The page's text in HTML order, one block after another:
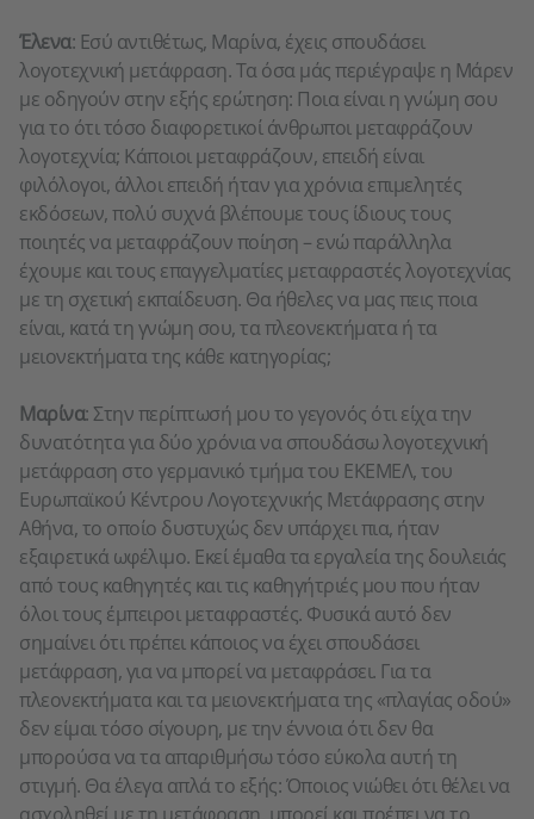
Έλενα: Εσύ αντιθέτως, Μαρίνα, έχεις σπουδάσει
λογοτεχνική μετάφραση. Τα όσα μάς περιέγραψε η Μάρεν
με οδηγούν στην εξής ερώτηση: Ποια είναι η γνώμη σου
για το ότι τόσο διαφορετικοί άνθρωποι μεταφράζουν
λογοτεχνία; Κάποιοι μεταφράζουν, επειδή είναι
φιλόλογοι, άλλοι επειδή ήταν για χρόνια επιμελητές
εκδόσεων, πολύ συχνά βλέπουμε τους ίδιους τους
ποιητές να μεταφράζουν ποίηση – ενώ παράλληλα
έχουμε και τους επαγγελματίες μεταφραστές λογοτεχνίας
με τη σχετική εκπαίδευση. Θα ήθελες να μας πεις ποια
είναι, κατά τη γνώμη σου, τα πλεονεκτήματα ή τα
μειονεκτήματα της κάθε κατηγορίας;
Μαρίνα: Στην περίπτωσή μου το γεγονός ότι είχα την
δυνατότητα για δύο χρόνια να σπουδάσω λογοτεχνική
μετάφραση στο γερμανικό τμήμα του ΕΚΕΜΕΛ, του
Ευρωπαϊκού Κέντρου Λογοτεχνικής Μετάφρασης στην
Αθήνα, το οποίο δυστυχώς δεν υπάρχει πια, ήταν
εξαιρετικά ωφέλιμο. Εκεί έμαθα τα εργαλεία της δουλειάς
από τους καθηγητές και τις καθηγήτριές μου που ήταν
όλοι τους έμπειροι μεταφραστές. Φυσικά αυτό δεν
σημαίνει ότι πρέπει κάποιος να έχει σπουδάσει
μετάφραση, για να μπορεί να μεταφράσει. Για τα
πλεονεκτήματα και τα μειονεκτήματα της «πλαγίας οδού»
δεν είμαι τόσο σίγουρη, με την έννοια ότι δεν θα
μπορούσα να τα απαριθμήσω τόσο εύκολα αυτή τη
στιγμή. Θα έλεγα απλά το εξής: Όποιος νιώθει ότι θέλει να